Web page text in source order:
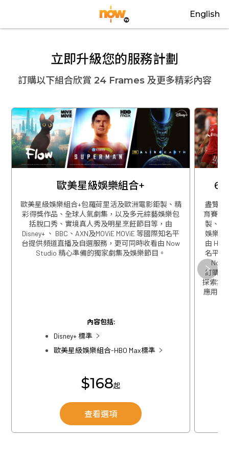
English
立即升級您的服務計劃
訂購以下組合欣賞 24 Frames及更多精彩內容
歐美星級娛樂組合+
歐美星級娛樂組合+包羅荷里活及歐洲電影鉅製、精
彩得獎作品、全球人氣劇集，以及多元綜藝娛樂包
括脫口秀、實境真人秀及明星烹飪節目等，由
Disney+ 、 BBC、AXN及MOViE MOViE 等國際知名平
台提供頻道直播及自選服務，更可同時收看由 Now
Studio 精心準備的獨家劇集及娛樂節目。
內容包括:
Disney+ 標準
歐美星級娛樂組合-HBO Max標準
$168起
查看選項
6
盡覽英
育賽事,
製、精
娛樂包
由
名平台
Now
訂購歐
探索集
應用程
關閉